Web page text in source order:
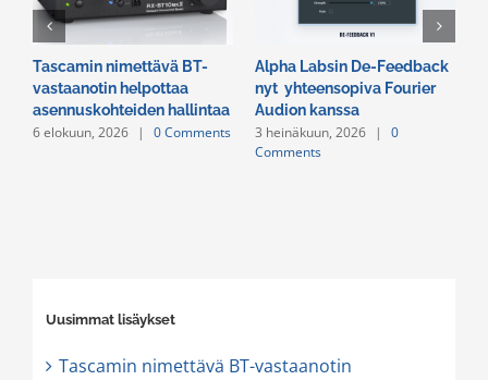
Tascamin nimettävä BT-
vastaanotin helpottaa
asennuskohteiden hallintaa
6 elokuun, 2026 | 0 Comments
Alpha Labsin De-Feedback
nyt yhteensopiva Fourier
Audion kanssa
3 heinäkuun, 2026 |
0
Comments
Uusimmat lisäykset
Tascamin nimettävä BT-vastaanotin